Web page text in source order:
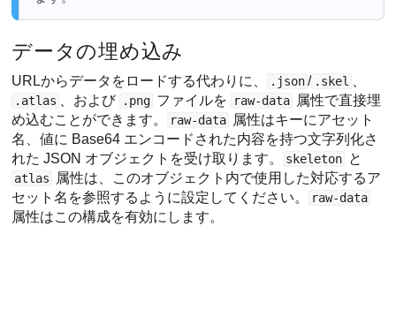
データの埋め込み
URLからデータをロードする代わりに、 .json / .skel
.atlas 、および .png ファイルを raw-data 属性で直接埋
め込むことができます。
raw-data 属性はキーにアセット
名、値に Base64 エンコードされた内容を持つ文字列化さ
れた JSON オブジェクトを受け取ります。
skeleton と
atlas
属性は、このオブジェクト内で使用した対応するア
セット名を参照するように設定してください。
raw-data
属性はこの構成を有効にします。